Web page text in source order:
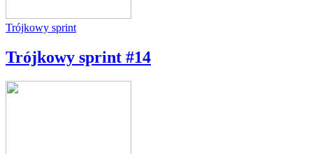
Trójkowy sprint
Trójkowy sprint #14